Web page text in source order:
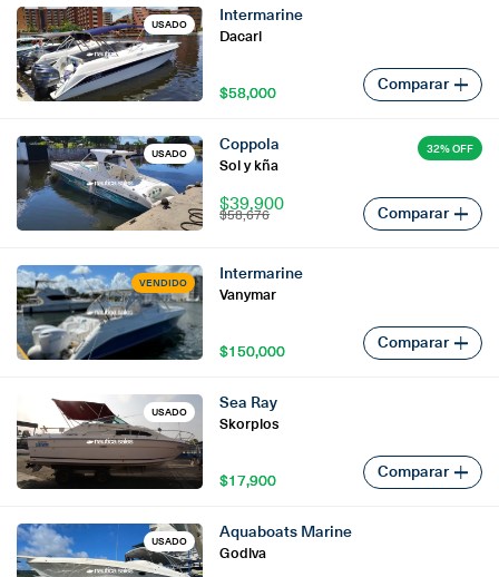
USADO Intermarine
$58,000
Dacari
$58,000 Comparar
USADO Coppola 32% OFF
Sol y kña
$39,900
$58,676 Comparar
VENDIDO Intermarine
$150,000
Vanymar
$150,000 Comparar
USADO Sea Ray
$17,900
Skorpios
$17,900 Comparar
USADO Aquaboats Marine
Godiva